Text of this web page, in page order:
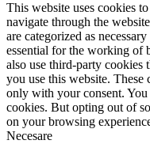
This website uses cookies
navigate through the
are categorized as
essential for the working of
also use third-party cookies
you use this website.
only with your consent.
cookies. But opting out of
on your browsing
Necesare